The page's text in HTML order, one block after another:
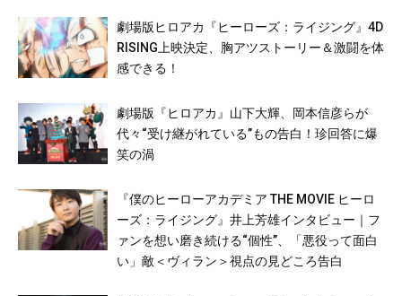
劇場版ヒロアカ『ヒーローズ：ライジング』4D
RISING上映決定、胸アツストーリー＆激闘を体
感できる！
劇場版『ヒロアカ』山下大輝、岡本信彦らが
代々“受け継がれている”もの告白！珍回答に爆
笑の渦
『僕のヒーローアカデミア THE MOVIE ヒーロ
ーズ：ライジング』井上芳雄インタビュー｜フ
ァンを想い磨き続ける“個性”、「悪役って面白
い」敵＜ヴィラン＞視点の見どころ告白